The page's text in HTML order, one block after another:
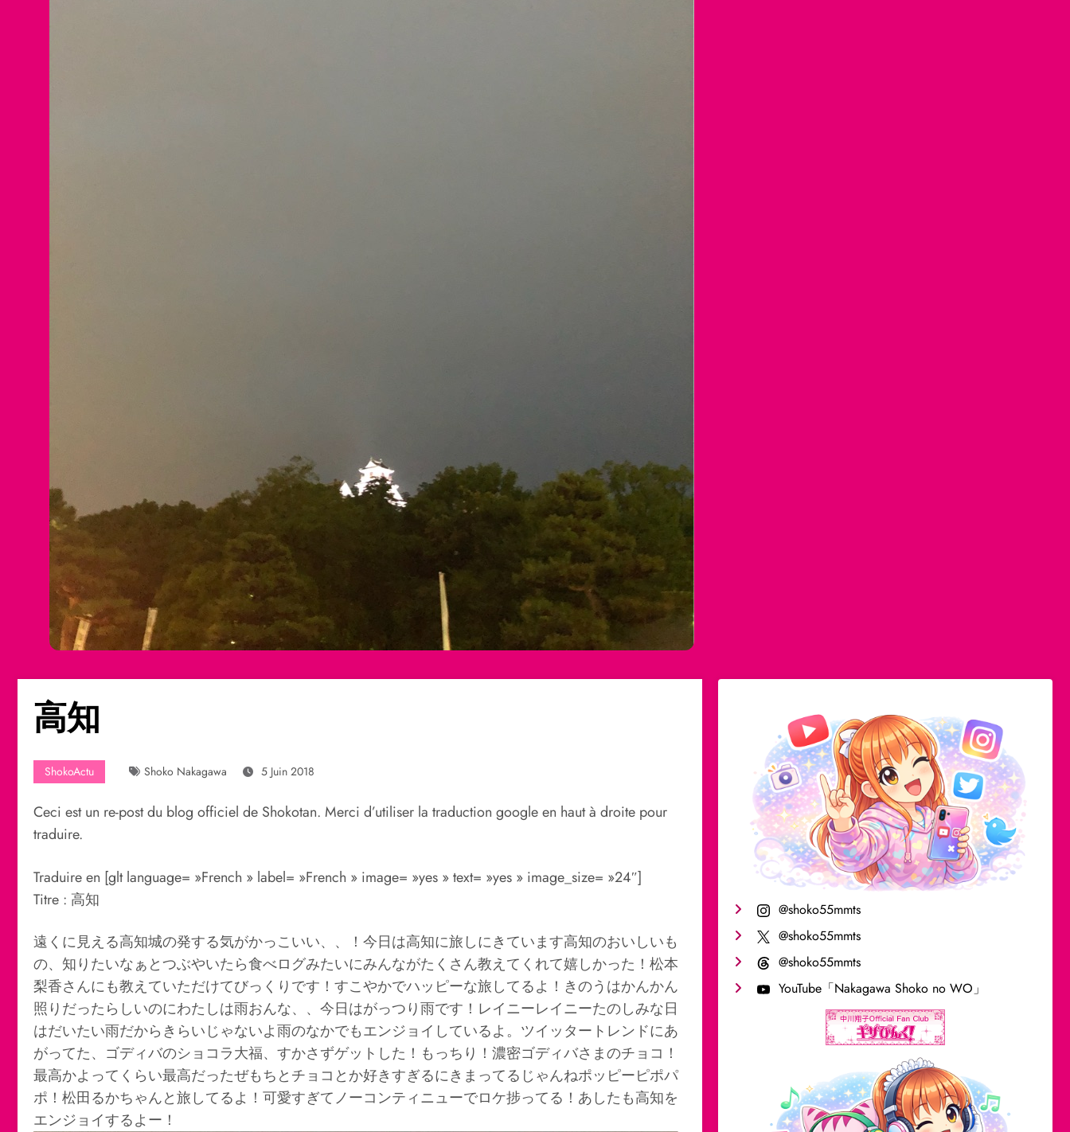
高知
ShokoActu Shoko Nakagawa 5 Juin 2018
Ceci est un re-post du blog officiel de Shokotan. Merci d’utiliser la traduction google en haut à droite pour
traduire.
Traduire en [glt language= »French » label= »French » image= »yes » text= »yes » image_size= »24″]
Titre : 高知
遠くに見える高知城の発する気がかっこいい、、！今日は高知に旅しにきています高知のおいしいも
の、知りたいなぁとつぶやいたら食べログみたいにみんながたくさん教えてくれて嬉しかった！松本
梨香さんにも教えていただけてびっくりです！すこやかでハッピーな旅してるよ！きのうはかんかん
照りだったらしいのにわたしは雨おんな、、今日はがっつり雨です！レイニーレイニーたのしみな日
はだいたい雨だからきらいじゃないよ雨のなかでもエンジョイしているよ。ツイッタートレンドにあ
がってた、ゴディバのショコラ大福、すかさずゲットした！もっちり！濃密ゴディバさまのチョコ！
最高かよってくらい最高だったぜもちとチョコとか好きすぎるにきまってるじゃんねポッピーピポパ
ポ！松田るかちゃんと旅してるよ！可愛すぎてノーコンティニューでロケ捗ってる！あしたも高知を
エンジョイするよー！
@shoko55mmts
@shoko55mmts
@shoko55mmts
YouTube「Nakagawa Shoko no WO」